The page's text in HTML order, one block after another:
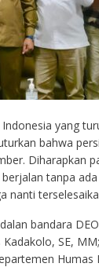
yang
bahwa
Diharapkan
tanpa
nanti
bandara
SE,
Humas